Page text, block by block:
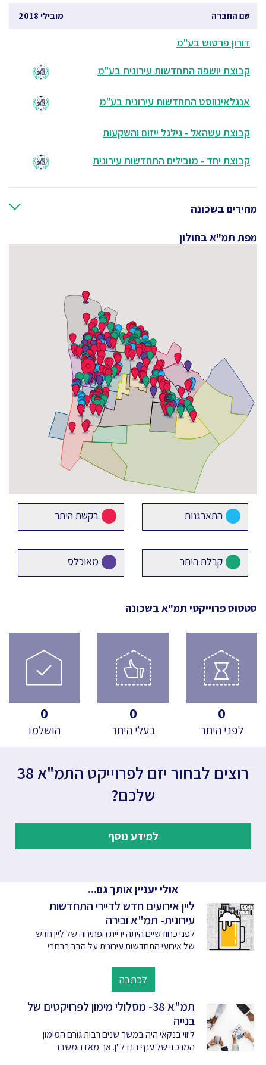
שם החברה מובילי 2018
דורון פרטוש בע"מ
קבוצת יושפה התחדשות עירונית בע"מ
אנגלאינווסט התחדשות עירונית בע"מ
קבוצת עשהאל - גילגל ייזום והשקעות
קבוצת יחד - מובילים התחדשות עירונית
מחירים בשכונה
מפת תמ"א בחולון
התארגנות בקשת היתר
קבלת היתר מאוכלס
סטטוס פרוייקטי תמ"א בשכונה
0
לפני היתר
0
בעלי היתר
0
הושלמו
רוצים לבחור יזם לפרוייקט התמ"א 38
שלכם?
למידע נוסף
אולי יעניין אותך גם...
ליין אירועים חדש לדיירי התחדשות
עירונית- תמ"א ובירה
לפני כחודשיים היתה יריית הפתיחה של ליין חדש
של אירועי התחדשות עירונית על הבר ברחבי
לכתבה
תמ"א 38- מסלולי מימון לפרויקטים של
בנייה
ליווי בנקאי היה במשך שנים רבות גורם המימון
המרכזי של ענף הנדל"ן. אך מאז המשבר